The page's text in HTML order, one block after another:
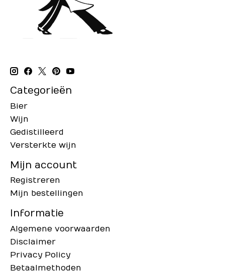
Categorieën
Bier
Wijn
Gedistilleerd
Versterkte wijn
Mijn account
Registreren
Mijn bestellingen
Informatie
Algemene voorwaarden
Disclaimer
Privacy Policy
Betaalmethoden